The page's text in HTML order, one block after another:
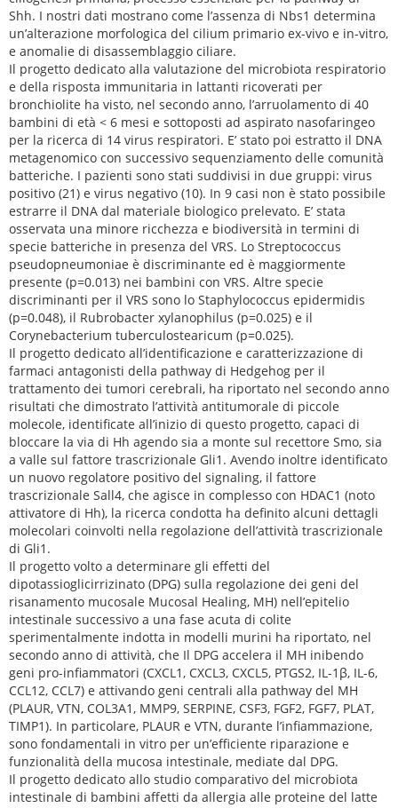
Shh. I nostri dati mostrano come l’assenza di Nbs1 determina
un’alterazione morfologica del cilium primario ex-vivo e in-vitro,
e anomalie di disassemblaggio ciliare.
Il progetto dedicato alla valutazione del microbiota respiratorio
e della risposta immunitaria in lattanti ricoverati per
bronchiolite ha visto, nel secondo anno, l’arruolamento di 40
bambini di età < 6 mesi e sottoposti ad aspirato nasofaringeo
per la ricerca di 14 virus respiratori. E’ stato poi estratto il DNA
metagenomico con successivo sequenziamento delle comunità
batteriche. I pazienti sono stati suddivisi in due gruppi: virus
positivo (21) e virus negativo (10). In 9 casi non è stato possibile
estrarre il DNA dal materiale biologico prelevato. E’ stata
osservata una minore ricchezza e biodiversità in termini di
specie batteriche in presenza del VRS. Lo Streptococcus
pseudopneumoniae è discriminante ed è maggiormente
presente (p=0.013) nei bambini con VRS. Altre specie
discriminanti per il VRS sono lo Staphylococcus epidermidis
(p=0.048), il Rubrobacter xylanophilus (p=0.025) e il
Corynebacterium tuberculostearicum (p=0.025).
Il progetto dedicato all’identificazione e caratterizzazione di
farmaci antagonisti della pathway di Hedgehog per il
trattamento dei tumori cerebrali, ha riportato nel secondo anno
risultati che dimostrato l’attività antitumorale di piccole
molecole, identificate all’inizio di questo progetto, capaci di
bloccare la via di Hh agendo sia a monte sul recettore Smo, sia
a valle sul fattore trascrizionale Gli1. Avendo inoltre identificato
un nuovo regolatore positivo del signaling, il fattore
trascrizionale Sall4, che agisce in complesso con HDAC1 (noto
attivatore di Hh), la ricerca condotta ha definito alcuni dettagli
molecolari coinvolti nella regolazione dell’attività trascrizionale
di Gli1.
Il progetto volto a determinare gli effetti del
dipotassioglicirrizinato (DPG) sulla regolazione dei geni del
risanamento mucosale Mucosal Healing, MH) nell’epitelio
intestinale successivo a una fase acuta di colite
sperimentalmente indotta in modelli murini ha riportato, nel
secondo anno di attività, che Il DPG accelera il MH inibendo
geni pro-infiammatori (CXCL1, CXCL3, CXCL5, PTGS2, IL-1β, IL-6,
CCL12, CCL7) e attivando geni centrali alla pathway del MH
(PLAUR, VTN, COL3A1, MMP9, SERPINE, CSF3, FGF2, FGF7, PLAT,
TIMP1). In particolare, PLAUR e VTN, durante l’infiammazione,
sono fondamentali in vitro per un’efficiente riparazione e
funzionalità della mucosa intestinale, mediate dal DPG.
Il progetto dedicato allo studio comparativo del microbiota
intestinale di bambini affetti da allergia alle proteine del latte